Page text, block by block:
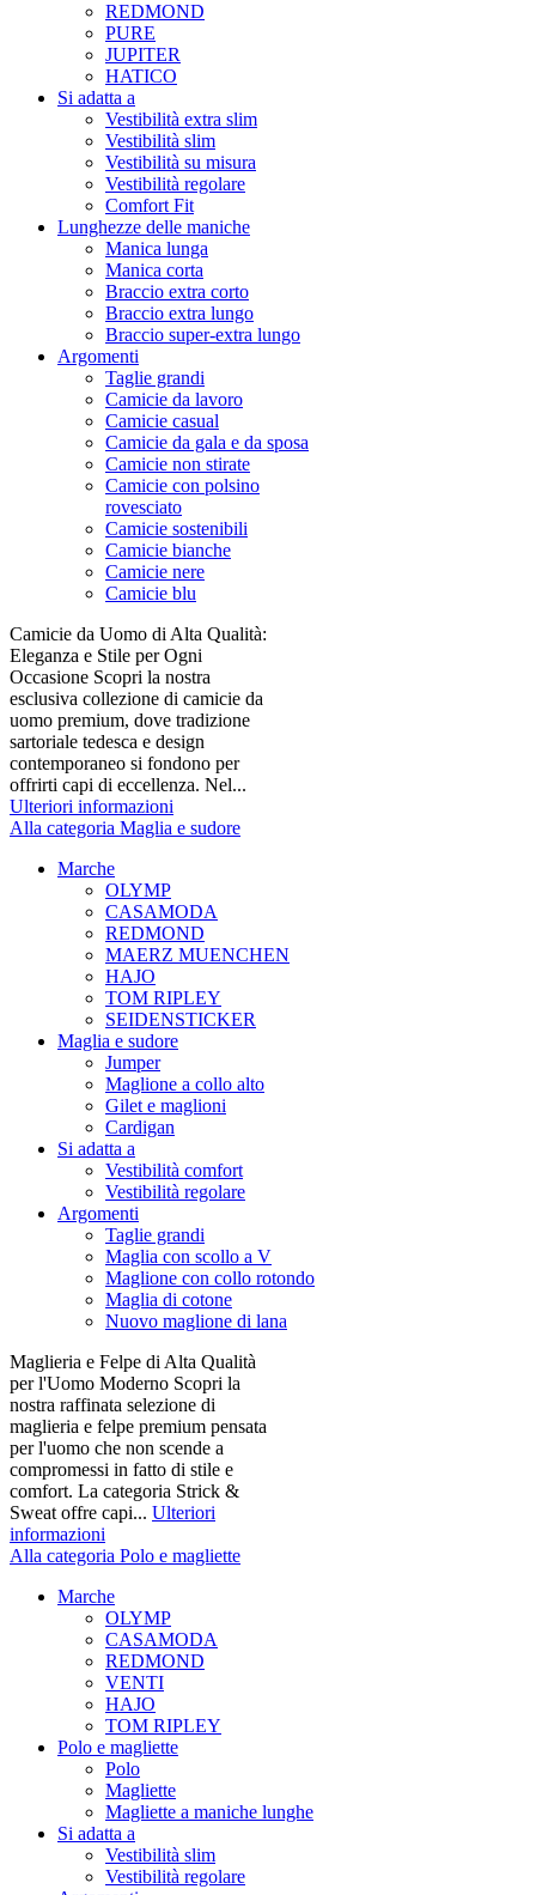
REDMOND
PURE
JUPITER
HATICO
Si adatta a
Vestibilità extra slim
Vestibilità slim
Vestibilità su misura
Vestibilità regolare
Comfort Fit
Lunghezze delle maniche
Manica lunga
Manica corta
Braccio extra corto
Braccio extra lungo
Braccio super-extra lungo
Argomenti
Taglie grandi
Camicie da lavoro
Camicie casual
Camicie da gala e da sposa
Camicie non stirate
Camicie con polsino
rovesciato
Camicie sostenibili
Camicie bianche
Camicie nere
Camicie blu
Camicie da Uomo di Alta Qualità:
Eleganza e Stile per Ogni
Occasione Scopri la nostra
esclusiva collezione di camicie da
uomo premium, dove tradizione
sartoriale tedesca e design
contemporaneo si fondono per
offrirti capi di eccellenza. Nel...
Ulteriori informazioni
Alla categoria Maglia e sudore
Marche
OLYMP
CASAMODA
REDMOND
MAERZ MUENCHEN
HAJO
TOM RIPLEY
SEIDENSTICKER
Maglia e sudore
Jumper
Maglione a collo alto
Gilet e maglioni
Cardigan
Si adatta a
Vestibilità comfort
Vestibilità regolare
Argomenti
Taglie grandi
Maglia con scollo a V
Maglione con collo rotondo
Maglia di cotone
Nuovo maglione di lana
Maglieria e Felpe di Alta Qualità
per l'Uomo Moderno Scopri la
nostra raffinata selezione di
maglieria e felpe premium pensata
per l'uomo che non scende a
compromessi in fatto di stile e
comfort. La categoria Strick &
Sweat offre capi... Ulteriori
informazioni
Alla categoria Polo e magliette
Marche
OLYMP
CASAMODA
REDMOND
VENTI
HAJO
TOM RIPLEY
Polo e magliette
Polo
Magliette
Magliette a maniche lunghe
Si adatta a
Vestibilità slim
Vestibilità regolare